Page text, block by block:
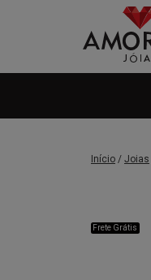
Início / Joias
Frete Grátis